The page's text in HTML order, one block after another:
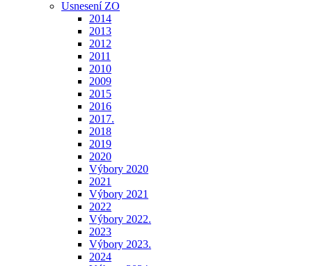
Usnesení ZO
2014
2013
2012
2011
2010
2009
2015
2016
2017.
2018
2019
2020
Výbory 2020
2021
Výbory 2021
2022
Výbory 2022.
2023
Výbory 2023.
2024